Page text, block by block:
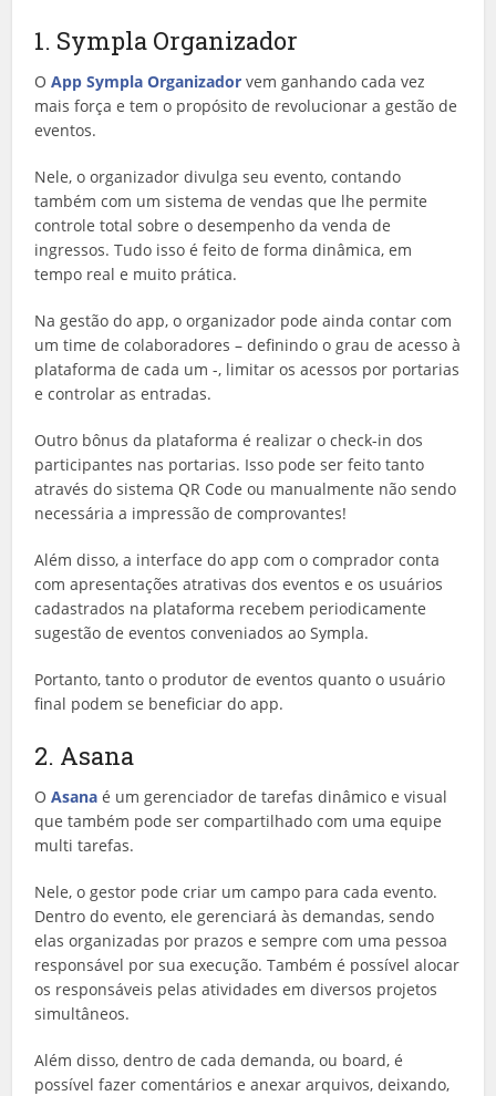
1. Sympla Organizador
O App Sympla Organizador vem ganhando cada vez
mais força e tem o propósito de revolucionar a gestão de
eventos.
Nele, o organizador divulga seu evento, contando
também com um sistema de vendas que lhe permite
controle total sobre o desempenho da venda de
ingressos. Tudo isso é feito de forma dinâmica, em
tempo real e muito prática.
Na gestão do app, o organizador pode ainda contar com
um time de colaboradores – definindo o grau de acesso à
plataforma de cada um -, limitar os acessos por portarias
e controlar as entradas.
Outro bônus da plataforma é realizar o check-in dos
participantes nas portarias. Isso pode ser feito tanto
através do sistema QR Code ou manualmente não sendo
necessária a impressão de comprovantes!
Além disso, a interface do app com o comprador conta
com apresentações atrativas dos eventos e os usuários
cadastrados na plataforma recebem periodicamente
sugestão de eventos conveniados ao Sympla.
Portanto, tanto o produtor de eventos quanto o usuário
final podem se beneficiar do app.
2. Asana
OAsana é um gerenciador de tarefas dinâmico e visual
que também pode ser compartilhado com uma equipe
multi tarefas.
Nele, o gestor pode criar um campo para cada evento.
Dentro do evento, ele gerenciará às demandas, sendo
elas organizadas por prazos e sempre com uma pessoa
responsável por sua execução. Também é possível alocar
os responsáveis pelas atividades em diversos projetos
simultâneos.
Além disso, dentro de cada demanda, ou board, é
possível fazer comentários e anexar arquivos, deixando,